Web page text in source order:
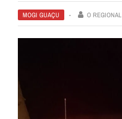
MOGI GUAÇU O REGIONAL